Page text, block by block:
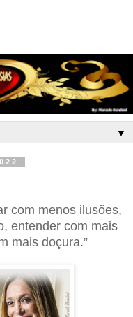
▼
com menos ilusões,
entender com mais
mais doçura.”